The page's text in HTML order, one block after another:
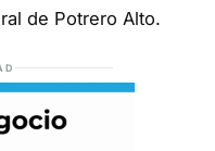
de Potrero Alto.